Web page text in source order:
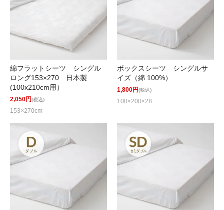
綿フラットシーツ シングル
ロング153×270 日本製
(100x210cm用）
2,050円(税込)
153×270cm
ボックスシーツ シングルサ
イズ（綿 100%）
1,800円(税込)
100×200×28